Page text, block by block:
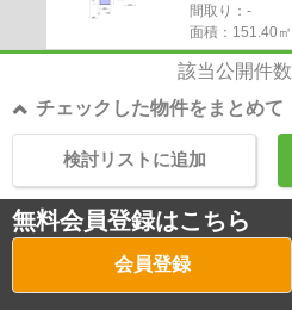
間取り：-
面積：151.40㎡
該当公開件数
チェックした物件をまとめて
検討リストに追加
無料会員登録はこちら
会員登録